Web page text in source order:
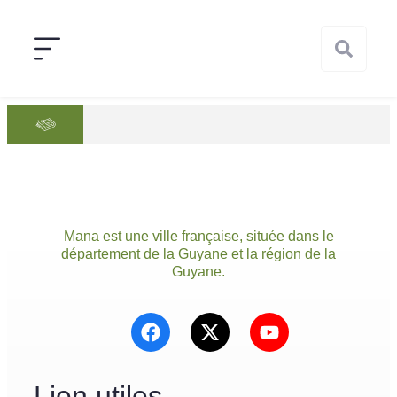
Mana est une ville française, située dans le
département de la Guyane et la région de la
Guyane.